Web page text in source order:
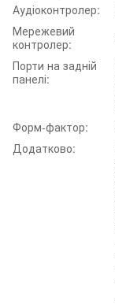
Аудіоконтролер:
Мережевий
контролер:
Порти на задній
панелі:
Форм-фактор:
Додатково: